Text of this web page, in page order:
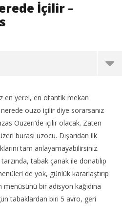
İçilir –
VIEWING
en yerel, en otantik mekan
ouzo içilir diye sorarsanız
Ouzeri’de içilir olacak. Zaten
burası uzocu. Dışarıdan ilk
tam anlayamayabilirsiniz.
tabak çanak ile donatılıp
de yok, günlük kararlaştırıp
menüsünü bir adisyon kağıdına
tabaklardan biri 5 avro, geri